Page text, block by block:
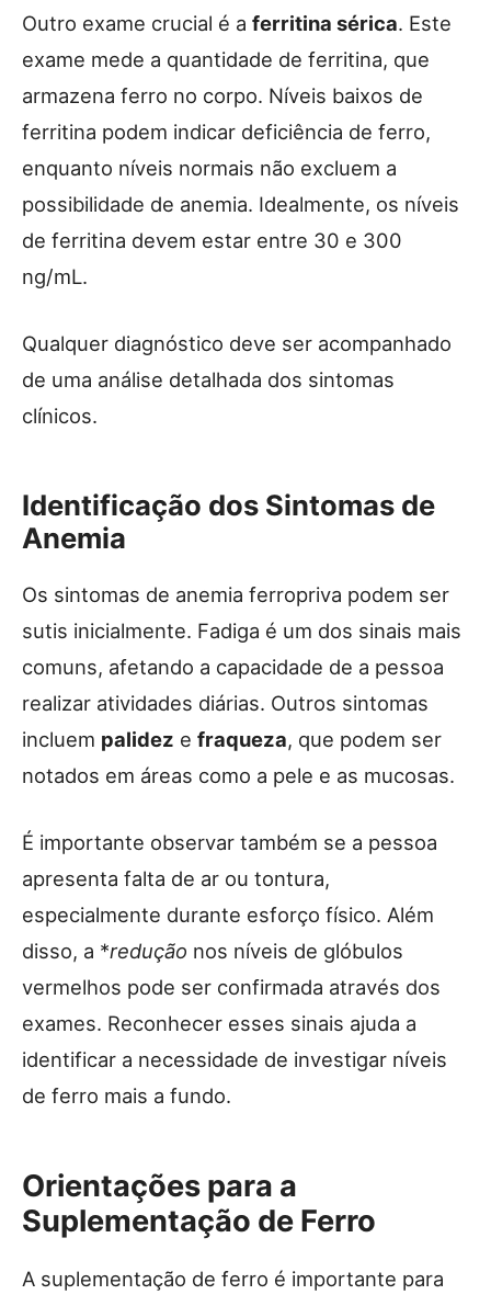
Outro exame crucial é a ferritina sérica. Este
exame mede a quantidade de ferritina, que
armazena ferro no corpo. Níveis baixos de
ferritina podem indicar deficiência de ferro,
enquanto níveis normais não excluem a
possibilidade de anemia. Idealmente, os níveis
de ferritina devem estar entre 30 e 300
ng/mL.
Qualquer diagnóstico deve ser acompanhado
de uma análise detalhada dos sintomas
clínicos.
Identificação dos Sintomas de
Anemia
Os sintomas de anemia ferropriva podem ser
sutis inicialmente. Fadiga é um dos sinais mais
comuns, afetando a capacidade de a pessoa
realizar atividades diárias. Outros sintomas
incluem palidez e fraqueza, que podem ser
notados em áreas como a pele e as mucosas.
É importante observar também se a pessoa
apresenta falta de ar ou tontura,
especialmente durante esforço físico. Além
disso, a *redução nos níveis de glóbulos
vermelhos pode ser confirmada através dos
exames. Reconhecer esses sinais ajuda a
identificar a necessidade de investigar níveis
de ferro mais a fundo.
Orientações para a
Suplementação de Ferro
A suplementação de ferro é importante para